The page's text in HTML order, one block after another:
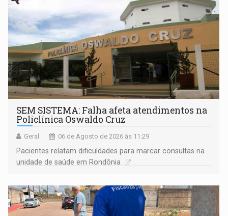
SEM SISTEMA: Falha afeta atendimentos na
Policlínica Oswaldo Cruz
Geral 06 de Agosto de 2026 às 11:29
Pacientes relatam dificuldades para marcar consultas na
unidade de saúde em Rondônia